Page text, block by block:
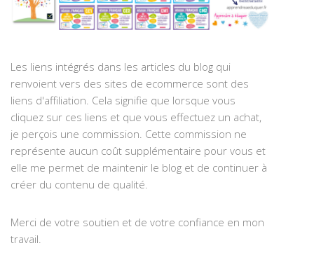
Les liens intégrés dans les articles du blog qui
renvoient vers des sites de ecommerce sont des
liens d'affiliation. Cela signifie que lorsque vous
cliquez sur ces liens et que vous effectuez un achat,
je perçois une commission. Cette commission ne
représente aucun coût supplémentaire pour vous et
elle me permet de maintenir le blog et de continuer à
créer du contenu de qualité.
Merci de votre soutien et de votre confiance en mon
travail.